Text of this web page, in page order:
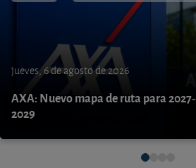
jueves, 6 de agosto de 2026
AXA: Nuevo mapa de ruta para 2027-
2029